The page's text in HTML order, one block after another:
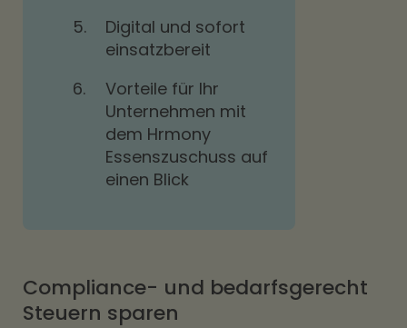
5.
Digital und sofort
einsatzbereit
6.
Vorteile für Ihr
Unternehmen mit
dem Hrmony
Essenszuschuss auf
einen Blick
Compliance- und bedarfsgerecht
Steuern sparen